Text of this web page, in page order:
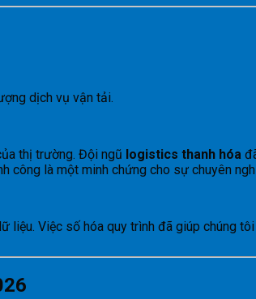
dịch vụ vận tải.
thị trường. Đội ngũ logistics thanh hóa
công là một minh chứng cho sự chuyên
Việc số hóa quy trình đã giúp chúng